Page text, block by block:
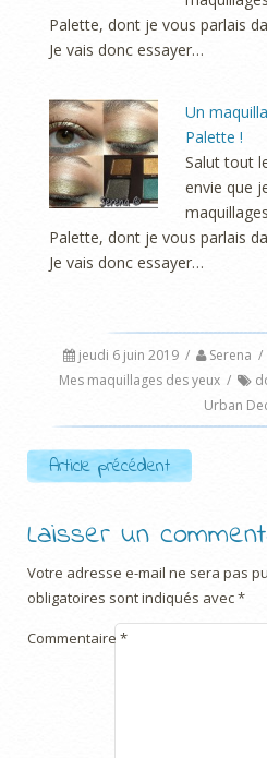
Palette, dont je vous parlais
Je vais donc essayer…
Un
Palette !
Salut tout
envie que
Palette, dont je vous parlais
Je vais donc essayer…
jeudi 6 juin 2019 / Serena /
Mes maquillages des yeux /
Urban
Post navigation
Article précédent
Laisser un
Votre adresse e-mail ne sera pas
obligatoires sont indiqués avec*
Commentaire *